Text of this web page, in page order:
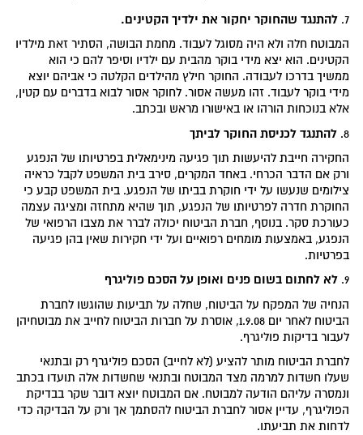
7. להתנגד שהחוקר יחקור את ילדיך הקטינים.
המבוטח חלה ולא היה מסוגל לעבוד. מחמת הבושה, הסתיר זאת מילדיו
הקטינים. הוא יצא מידי בוקר מהבית עם ילדיו וסיפר להם כי הוא
ממשיך בדרכו לעבודה. החוקר חילץ מהילדים הקלטה כי אביהם יוצא
מידי בוקר לעבוד. זהו מעשה אסור. לחוקר אסור לבוא בדברים עם קטין,
אלא בנוכחות הורהו או באישורו מראש ובכתב.
8. להתנגד לכניסת החוקר לביתך
החקירה חייבת להיעשות תוך פגיעה מינימאלית בפרטיותו של הנפגע
ורק אם הדבר הכרחי. באחד המקרים, סירב בית המשפט לקבל כראיה
צילומים שנעשו על ידי חוקרת בביתו של הנפגע. בית המשפט קבע כי
החוקרת חדרה לפרטיותו של הנפגע, תוך שהיא מתחזה ומציגה עצמה
כעורכת סקר. בנוסף, חברת הביטוח יכולה לברר את מצבו הרפואי של
הנפגע, באמצעות מומחים רפואיים ועל ידי חקירות שאין בהן פגיעה
בפרטיות.
9. לא לחתום בשום פנים ואופן על הסכם פוליגרף
הנחיה של המפקח על הביטוח, שחלה על תביעות שהוגשו לחברת
הביטוח לאחר יום 1.9.08, אוסרת על חברות הביטוח לחייב את מבוטחיהן
לעבור בדיקות פוליגרף.
לחברת הביטוח מותר להציע (לא לחייב) הסכם פוליגרף רק ובתנאי
שעלו חשדות למרמה מצד המבוטח ובתנאי שחשדות אלה תועדו בכתב
ונמסרה עליהם הודעה למבוטח. אם המבוטח יוצא דובר שקר בבדיקת
הפוליגרף, עדיין אסור לחברת הביטוח להסתמך אך ורק על הבדיקה כדי
לדחות את תביעתו.